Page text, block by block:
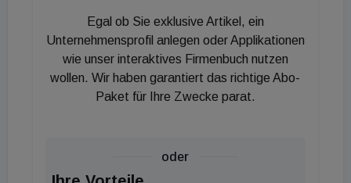
Vorjahresperiode zeigt: Die Preisentwicklung hat
sich verlangsamt, im Vergleich zum ersten Halbjahr
2022 gab es einen minimalen Rückgang von 0,3
Prozent.
Egal ob Sie exklusive Artikel, ein
Unternehmensprofil anlegen oder Applikationen
wie unser interaktives Firmenbuch nutzen
wollen. Wir haben garantiert das richtige Abo-
Paket für Ihre Zwecke parat.
oder